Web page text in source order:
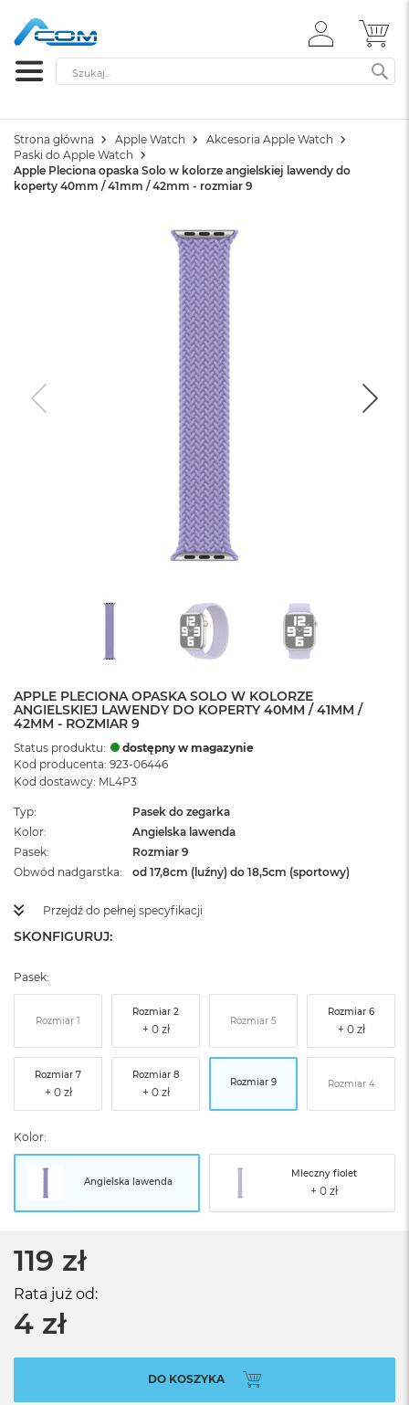
ZALOGUJ
SIĘ
Szukaj
Strona główna Apple Watch
Akcesoria Apple Watch
Paski do Apple Watch
Apple Pleciona opaska Solo w kolorze angielskiej lawendy do
koperty 40mm / 41mm / 42mm - rozmiar 9
APPLE PLECIONA OPASKA SOLO W KOLORZE
ANGIELSKIEJ LAWENDY DO KOPERTY 40MM / 41MM /
42MM - ROZMIAR 9
Status produktu:
dostępny w magazynie
Kod producenta: 923-06446
Kod dostawcy: ML4P3
Typ
Pasek do zegarka
Kolor
Angielska lawenda
Pasek
Rozmiar 9
Obwód nadgarstka
od 17,8cm (luźny) do 18,5cm (sportowy)
Przejdź do pełnej specyfikacji
SKONFIGURUJ:
Pasek:
Rozmiar 1
Rozmiar 2
Rozmiar 5
Rozmiar 6
Rozmiar 7 Rozmiar 8
Rozmiar 9 Rozmiar 4
Kolor:
Angielska lawenda
Mleczny fiolet
119 zł
Rata już od:
4 zł
DO KOSZYKA